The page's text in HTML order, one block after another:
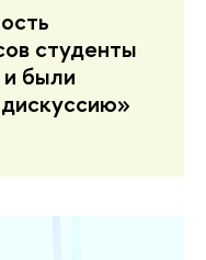
студенты
были